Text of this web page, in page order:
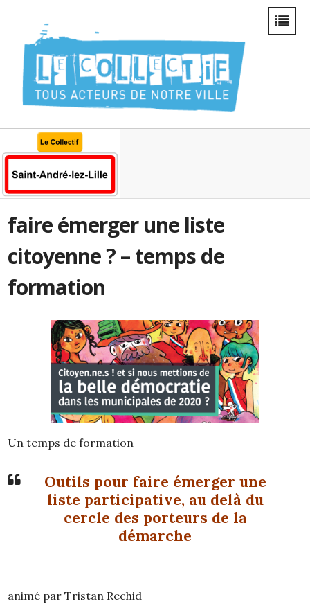
faire émerger une liste
citoyenne ? – temps de
formation
Un temps de formation
Outils pour faire émerger une
liste participative, au delà du
cercle des porteurs de la
démarche
animé par Tristan Rechid